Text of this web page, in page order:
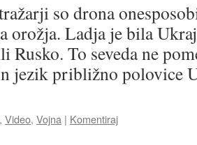
so drona
orožja. Ladja je bila
Rusko. To seveda ne
jezik približno polovice
, Video, Vojna | Komentiraj